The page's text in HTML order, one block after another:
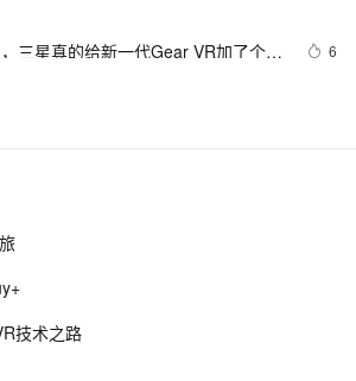
三星真的给新一代Gear VR加了个控
6
购VR公司Enterspace，将于今年
体验时代，玩转《黑盾》系列VR
Oculus让Parties和Rooms上线Gear
技术之路